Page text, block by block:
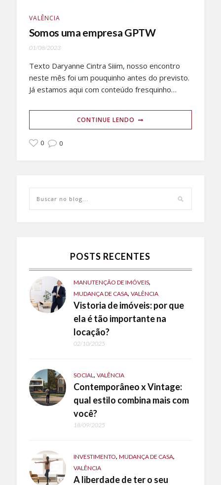
VALÊNCIA
Somos uma empresa GPTW
01/08/2023
Texto Daryanne Cintra Siiim, nosso encontro
neste mês foi um pouquinho antes do previsto.
Já estamos aqui com conteúdo fresquinho…
CONTINUE LENDO
0 0
POSTS RECENTES
MANUTENÇÃO DE IMÓVEIS,
MUDANÇA DE CASA, VALÊNCIA
Vistoria de imóveis: por que
ela é tão importante na
locação?
02/10/2025
SOCIAL, VALÊNCIA
Contemporâneo x Vintage:
qual estilo combina mais com
você?
18/09/2025
INVESTIMENTO, MUDANÇA DE CASA,
VALÊNCIA
A liberdade de ter o seu